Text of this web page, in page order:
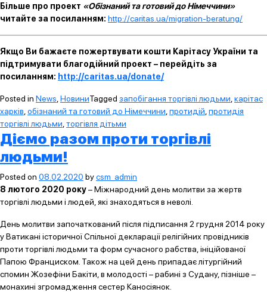
Більше про проект «Обізнаний та готовий до Німеччини»
читайте за посиланням: http://caritas.ua/migration-beratung/
Якщо Ви бажаєте пожертвувати кошти Карітасу України та
підтримувати благодійний проект – перейдіть за
посиланням: http://caritas.ua/donate/
Posted in News НовиниTagged запобігання торгівлі людьми карітас
харків обізнаний та готовий до Німеччини протидій протидія
торгівлі людьми торгівля дітьми
Діємо разом проти торгівлі
людьми!
Posted on 08.02.2020 bycsm_admin
8 лютого 2020 року– Міжнародний день молитви за жертв
торгівлі людьми і людей, які знаходяться в неволі.
День молитви започаткований після підписання 2 грудня 2014 року
у Ватикані історичної Спільної декларації релігійних провідників
проти торгівлі людьми та форм сучасного рабства, ініційованої
Папою Франциском. Також на цей день припадає літургійний
спомин Жозефіни Бакіти, в молодості – рабині з Судану, пізніше –
монахині згромадження сестер Каносіянок.